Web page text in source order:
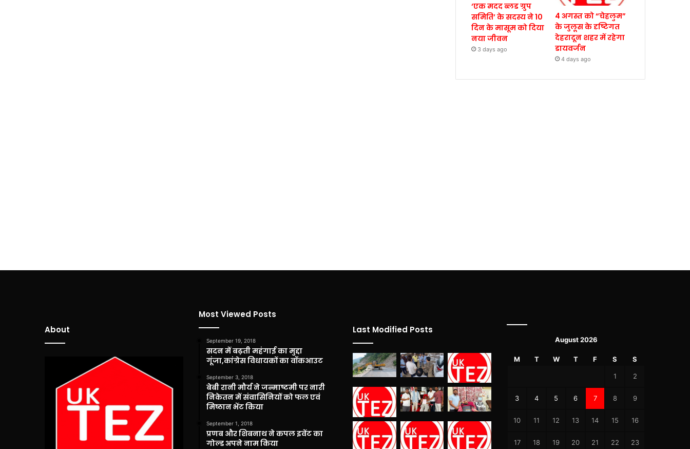
‘एक मदद ब्लड ग्रुप
समिति’ के सदस्य ने 10
दिन के मासूम को दिया
नया जीवन
3 days ago
4 अगस्त को “चेहलुम”
के जुलूस के दृष्टिगत
देहरादून शहर में रहेगा
डायवर्जन
4 days ago
About
Most Viewed Posts
September 19, 2018
सदन में बढ़ती महंगाई का मुद्दा
गूंजा,कांग्रेस विधायकों का वॉकआउट
September 3, 2018
बेबी रानी मौर्य ने जन्माष्टमी पर नारी
निकेतन में संवासिनियों को फल एवं
मिष्ठान भेंट किया
September 1, 2018
प्रणब और शिबनाथ ने कपल इवेंट का
गोल्ड अपने नाम किया
Last Modified Posts
August 2026
M T W T F S S
1 2
3 4 5 6 7 8 9
10 11 12 13 14 15 16
17 18 19 20 21 22 23